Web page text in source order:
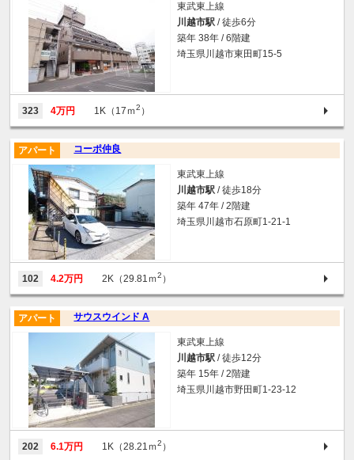
東武東上線
川越市駅 / 徒歩6分
築年 38年 / 6階建
埼玉県川越市東田町15-5
323 4万円 1K（17ｍ2 ）
コーポ仲良
アパート
東武東上線
川越市駅 / 徒歩18分
築年 47年 / 2階建
埼玉県川越市石原町1-21-1
102 4.2万円 2K（29.81ｍ2 ）
サウスウインド A
アパート
東武東上線
川越市駅 / 徒歩12分
築年 15年 / 2階建
埼玉県川越市野田町1-23-12
202 6.1万円 1K（28.21ｍ2 ）